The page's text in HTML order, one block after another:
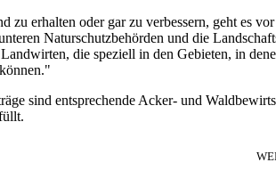
zu erhalten oder gar zu verbessern, geht es
Naturschutzbehörden und die
die speziell in den Gebieten, in
sind entsprechende Acker- und